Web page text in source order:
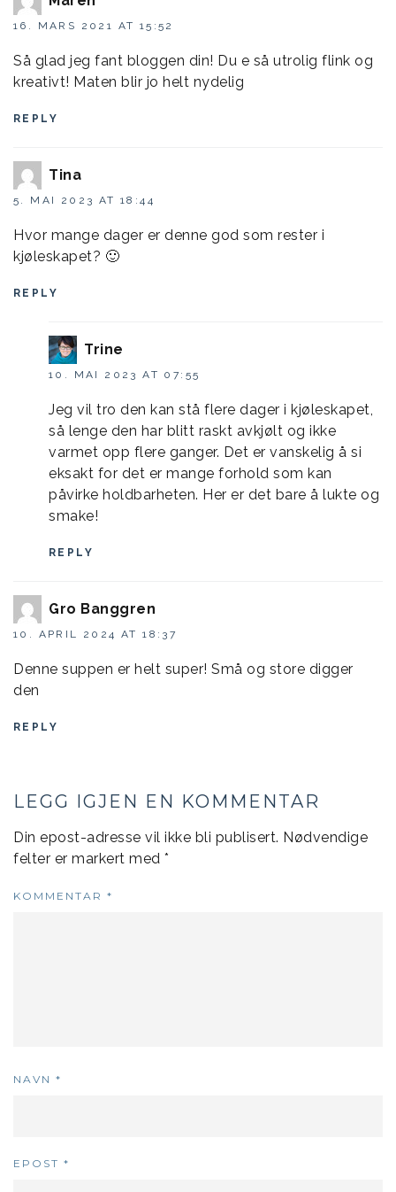
16. MARS 2021 AT 15:52
Så glad jeg fant bloggen din! Du e så utrolig flink og
kreativt! Maten blir jo helt nydelig
REPLY
Tina
5. MAI 2023 AT 18:44
Hvor mange dager er denne god som rester i
kjøleskapet? 🙂
REPLY
Trine
10. MAI 2023 AT 07:55
Jeg vil tro den kan stå flere dager i kjøleskapet,
så lenge den har blitt raskt avkjølt og ikke
varmet opp flere ganger. Det er vanskelig å si
eksakt for det er mange forhold som kan
påvirke holdbarheten. Her er det bare å lukte og
smake!
REPLY
Gro Banggren
10. APRIL 2024 AT 18:37
Denne suppen er helt super! Små og store digger
den
REPLY
LEGG IGJEN EN KOMMENTAR
Din epost-adresse vil ikke bli publisert. Nødvendige
felter er markert med *
KOMMENTAR *
NAVN *
EPOST *